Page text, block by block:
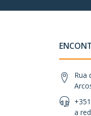
Rua
a